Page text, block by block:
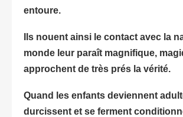
entoure.
Ils nouent ainsi le contact avec la
monde leur paraît magnifique,
approchent de très prés la vérité.
Quand les enfants deviennent
durcissent et se ferment